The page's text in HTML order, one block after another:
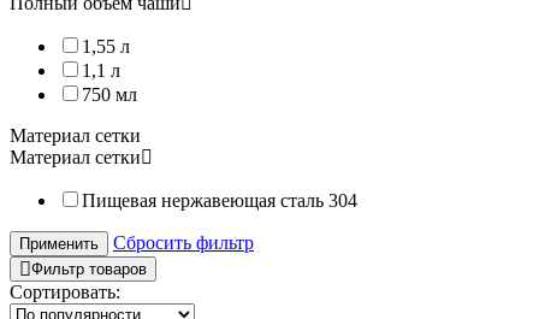
Насадка полностью изготовлена из нержавеющей стали 304
Выгодно приобрести оригинальную насадку для
1,55 л
1,1 л
750 мл
Материал сетки
Материал сетки
Пищевая нержавеющая сталь 304
Применить Сбросить фильтр
Фильтр товаров
Сортировать: